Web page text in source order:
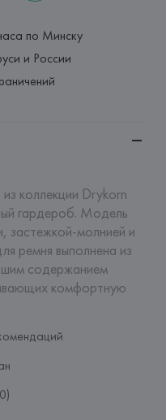
по Минску
и России
коллекции Drykorn
гардероб. Модель
застежкой-молнией и
ремня выполнена из
содержанием
комфортную